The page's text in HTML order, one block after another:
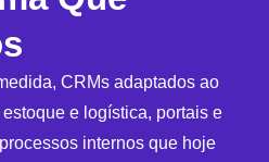
CRMs adaptados ao
e logística, portais e
internos que hoje